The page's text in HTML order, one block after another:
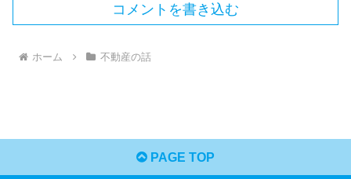
コメントを書き込む
ホーム 不動産の話
PAGE TOP